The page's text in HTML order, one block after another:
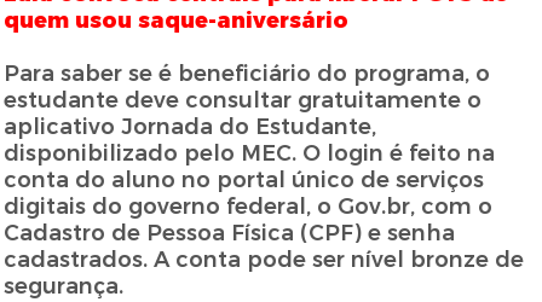
quem usou saque-aniversário
Para saber se é beneficiário do programa, o
estudante deve consultar gratuitamente o
aplicativo Jornada do Estudante,
disponibilizado pelo MEC. O login é feito na
conta do aluno no portal único de serviços
digitais do governo federal, o Gov.br, com o
Cadastro de Pessoa Física (CPF) e senha
cadastrados. A conta pode ser nível bronze de
segurança.